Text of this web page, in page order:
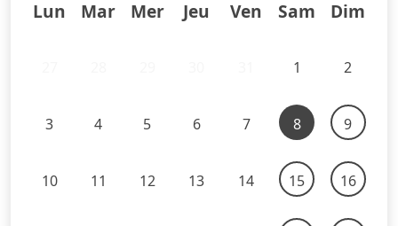
Lun Mar Mer Jeu Ven Sam Dim
1 2
3 4 5 6 7 8 9
10 11 12 13 14 15 16